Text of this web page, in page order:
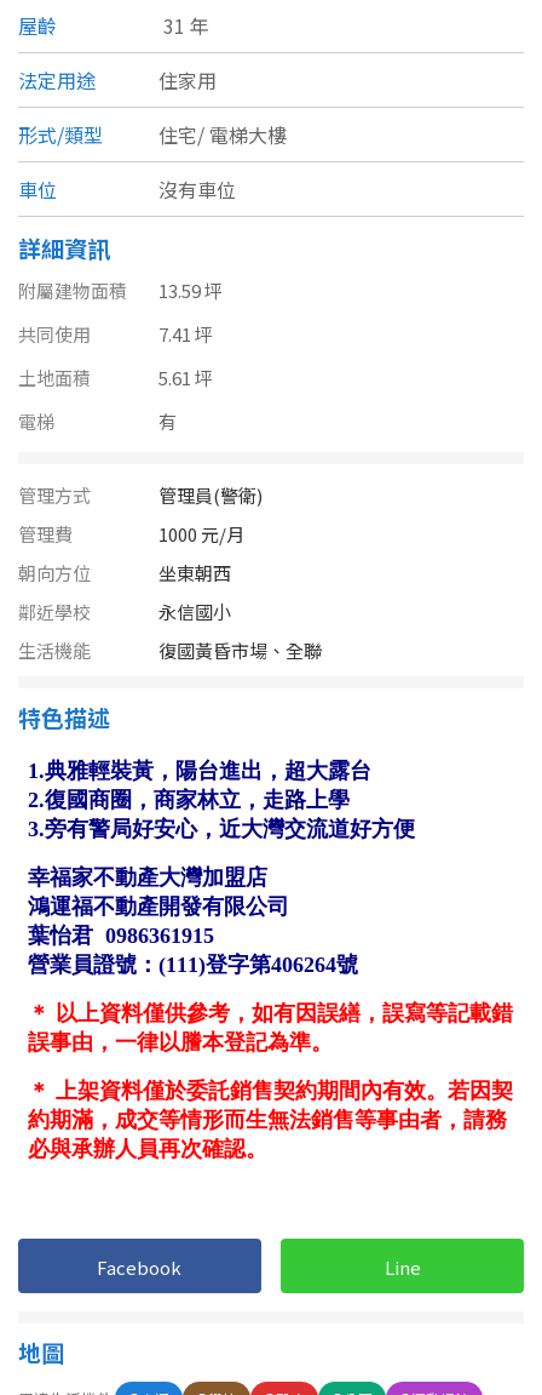
新竹市
新竹縣
苗栗縣
台中市
雲林縣
嘉義市
台南市
高雄市
澎湖縣
花蓮縣
公寓
別墅 透天厝
農舍 辦公
坪數
不拘
60~70 坪
80坪以上
~
不拘
地下室
3樓
5~10樓 11~20樓
21樓以上
~ 樓
不拘
1房
屋齡
31 年
法定用途
住家用
形式/類型
住宅/ 電梯大樓
車位
沒有車位
詳細資訊
附屬建物面積
13.59 坪
共同使用
7.41 坪
土地面積
5.61 坪
電梯
有
管理方式
管理員(警衛)
管理費
1000 元/月
朝向方位
坐東朝西
鄰近學校
永信國小
生活機能
復國黃昏市場、全聯
特色描述
Facebook Line
地圖